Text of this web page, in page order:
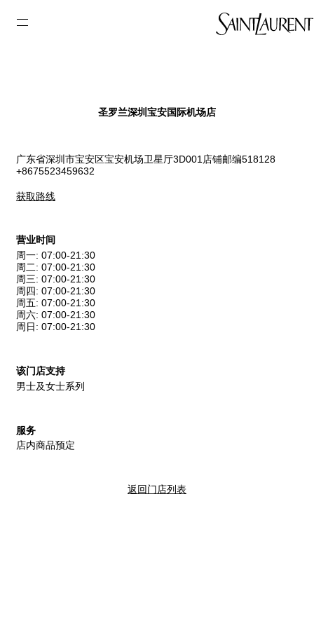
圣罗兰深圳宝安国际机场店
广东省深圳市宝安区宝安机场卫星厅3D001店铺邮编518128
+8675523459632
获取路线
营业时间
周一: 07:00-21:30
周二: 07:00-21:30
周三: 07:00-21:30
周四 : 07:00-21:30
周五: 07:00-21:30
周六: 07:00-21:30
周日 : 07:00-21:30
该门店支持
男士及女士系列
服务
店内商品预定
返回门店列表